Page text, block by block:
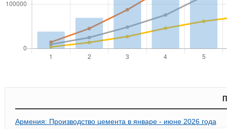
Армения: Производство цемента в январе - июне 2026 года